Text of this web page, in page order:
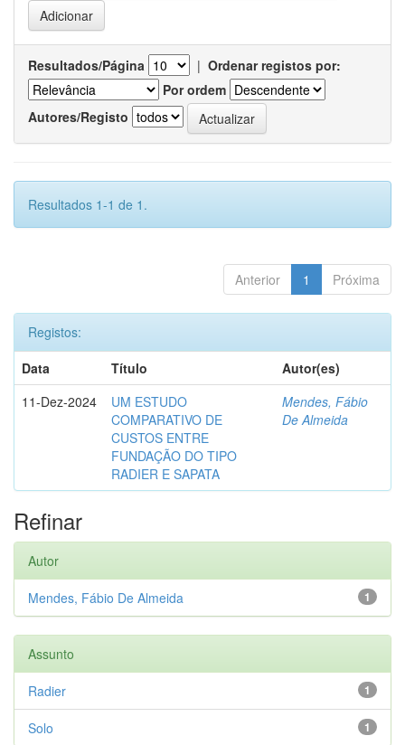
Resultados/Página | Ordenar registos por:
Por ordem
Autores/Registo
Resultados 1-1 de 1.
Anterior 1 Próxima
Registos:
Data
Título
Autor(es)
11-Dez-2024
UM ESTUDO
COMPARATIVO DE
CUSTOS ENTRE
FUNDAÇÃO DO TIPO
RADIER E SAPATA
Mendes, Fábio
De Almeida
Refinar
Autor
1
Mendes, Fábio De Almeida
Assunto
1
Radier
1
Solo